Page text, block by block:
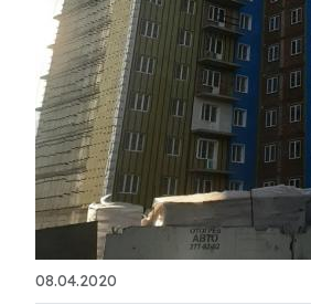
08.04.2020